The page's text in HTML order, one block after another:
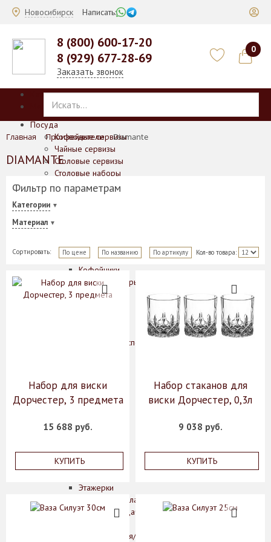
Новосибирск Написать:
8 (800) 600-17-20
8 (929) 677-28-69
Заказать звонок
0
Каталог
Посуда
Кофейные сервизы
Чайные сервизы
Столовые сервизы
Столовые наборы
Чайные/кофейные наборы на 4/6 персон
Подарочные наборы для чая и кофе
Отдельные предметы
Блюда для выпечки
Вазы
Кофейники
Кофейные пары
Кружки
Наборы для специй
Сахарницы
Соусники
Сухарницы
Хлебницы
Чайники
Этажерки
Предметы сервировки стола
Аксессуары для подачи сыра
Вазочки для варенья/сахара
Главная Производители Diamante
DIAMANTE
Фильтр по параметрам
Категории
Материал
Кол-во товара:
Сортировать: По цене По названию По артикулу
Набор для виски
Дорчестер, 3 предмета
15 688 руб.
КУПИТЬ
Набор стаканов для
виски Дорчестер, 0,3л
9 038 руб.
КУПИТЬ